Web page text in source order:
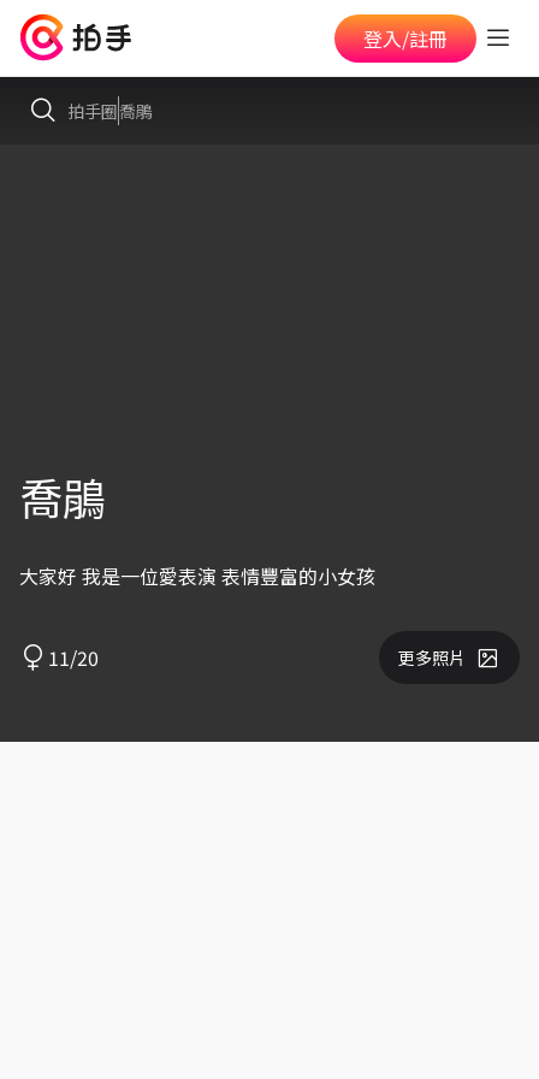
登入/註冊
拍手圈喬鵑
喬鵑
大家好 我是一位愛表演 表情豐富的小女孩
11/20 更多照片